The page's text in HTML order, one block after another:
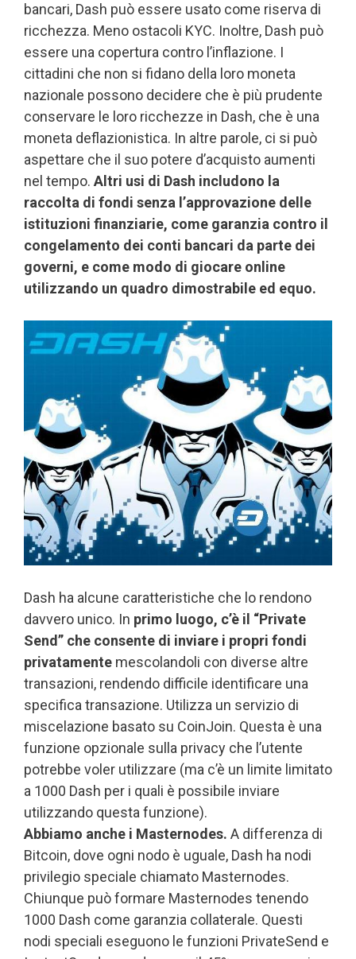
bancari, Dash può essere usato come riserva di
ricchezza. Meno ostacoli KYC. Inoltre, Dash può
essere una copertura contro l’inflazione. I
cittadini che non si fidano della loro moneta
nazionale possono decidere che è più prudente
conservare le loro ricchezze in Dash, che è una
moneta deflazionistica. In altre parole, ci si può
aspettare che il suo potere d’acquisto aumenti
nel tempo. Altri usi di Dash includono la
raccolta di fondi senza l’approvazione delle
istituzioni finanziarie, come garanzia contro il
congelamento dei conti bancari da parte dei
governi, e come modo di giocare online
utilizzando un quadro dimostrabile ed equo.
Dash ha alcune caratteristiche che lo rendono
davvero unico. In primo luogo, c’è il “Private
Send” che consente di inviare i propri fondi
privatamente mescolandoli con diverse altre
transazioni, rendendo difficile identificare una
specifica transazione. Utilizza un servizio di
miscelazione basato su CoinJoin. Questa è una
funzione opzionale sulla privacy che l’utente
potrebbe voler utilizzare (ma c’è un limite limitato
a 1000 Dash per i quali è possibile inviare
utilizzando questa funzione).
Abbiamo anche i Masternodes. A differenza di
Bitcoin, dove ogni nodo è uguale, Dash ha nodi
privilegio speciale chiamato Masternodes.
Chiunque può formare Masternodes tenendo
1000 Dash come garanzia collaterale. Questi
nodi speciali eseguono le funzioni PrivateSend e